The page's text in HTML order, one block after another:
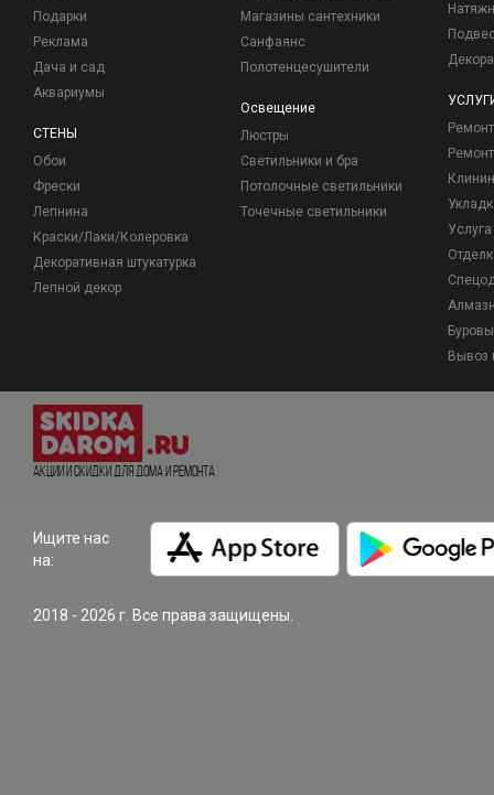
Подарки
Реклама
Дача и сад
Аквариумы
СТЕНЫ
Обои
Фрески
Лепнина
Краски/Лаки/Колеровка
Декоративная штукатурка
Лепной декор
Магазины сантехники
Санфаянс
Полотенцесушители
Освещение
Люстры
Светильники и бра
Потолочные светильники
Точечные светильники
Вывоз
Акции и Скидки для дома и ремонта
Ищите нас
на:
2018 - 2026 г. Все права защищены.